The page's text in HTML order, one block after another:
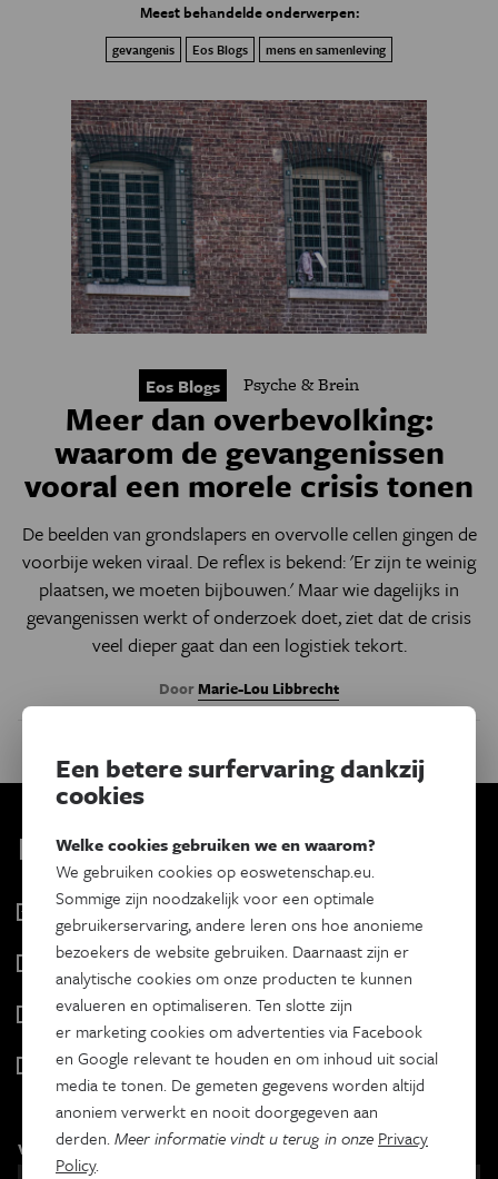
Meest behandelde onderwerpen:
gevangenis Eos Blogs mens en samenleving
Eos Blogs Psyche & Brein
Meer dan overbevolking:
waarom de gevangenissen
vooral een morele crisis tonen
De beelden van grondslapers en overvolle cellen gingen de
voorbije weken viraal. De reflex is bekend: 'Er zijn te weinig
plaatsen, we moeten bijbouwen.' Maar wie dagelijks in
gevangenissen werkt of onderzoek doet, ziet dat de crisis
veel dieper gaat dan een logistiek tekort.
DoorMarie-Lou Libbrecht
Kies je nieuwsbrief
Eos Wetenschap
2 x week
Tracé
Wekelijks
Psyche & brein
Tweewekelijks
Iedereen wetenschapper
Maandelijks
Voornaam
Een betere surfervaring dankzij
cookies
Welke cookies gebruiken we en waarom?
We gebruiken cookies op eoswetenschap.eu.
Sommige zijn noodzakelijk voor een optimale
gebruikerservaring, andere leren ons hoe anonieme
bezoekers de website gebruiken. Daarnaast zijn er
analytische cookies om onze producten te kunnen
evalueren en optimaliseren. Ten slotte zijn
er marketing cookies om advertenties via Facebook
en Google relevant te houden en om inhoud uit social
media te tonen. De gemeten gegevens worden altijd
anoniem verwerkt en nooit doorgegeven aan
derden.Meer informatie vindt u terug in onze Privacy
Policy.